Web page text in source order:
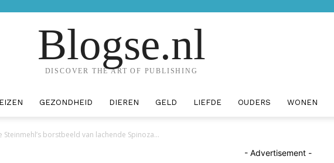
Blogse.nl
DISCOVER THE ART OF PUBLISHING
GEZONDHEID DIEREN GELD LIEFDE OUDERS WONEN
borstbeeld van lachende Spinoza...
- Advertisement -